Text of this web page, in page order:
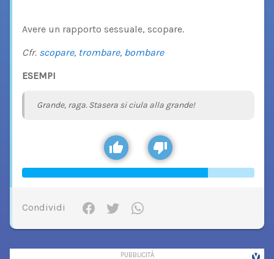
Avere un rapporto sessuale, scopare.
Cfr. scopare, trombare, bombare
ESEMPI
Grande, raga. Stasera si ciula alla grande!
Condividi